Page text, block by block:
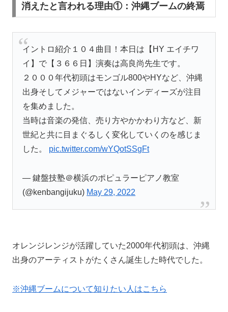
消えたと言われる理由①：沖縄ブームの終焉
イントロ紹介１０４曲目！本日は【HY エイチワ
イ】で【３６６日】演奏は高良尚先生です。
２０００年代初頭はモンゴル800やHYなど、沖縄
出身そしてメジャーではないインディーズが注目
を集めました。
当時は音楽の発信、売り方やかかわり方など、新
世紀と共に目まぐるしく変化していくのを感じま
した。 pic.twitter.com/wYQotSSgFt
— 鍵盤技塾＠横浜のポピュラーピアノ教室
(@kenbangijuku) May 29, 2022
オレンジレンジが活躍していた2000年代初頭は、沖縄
出身のアーティストがたくさん誕生した時代でした。
※沖縄ブームについて知りたい人はこちら